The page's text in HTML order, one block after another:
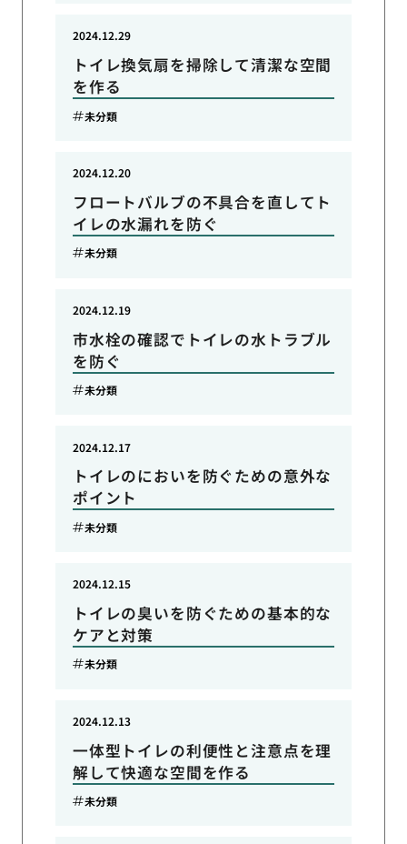
トイレ換気扇を掃除して清潔な空間
を作る
2024.12.29
未分類
フロートバルブの不具合を直してト
イレの水漏れを防ぐ
2024.12.20
未分類
市水栓の確認でトイレの水トラブル
を防ぐ
2024.12.19
未分類
トイレのにおいを防ぐための意外な
ポイント
2024.12.17
未分類
トイレの臭いを防ぐための基本的な
ケアと対策
2024.12.15
未分類
一体型トイレの利便性と注意点を理
解して快適な空間を作る
2024.12.13
未分類